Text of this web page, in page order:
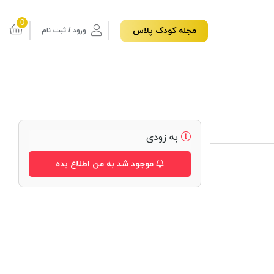
مجله کودک پلاس ورود / ثبت نام
0
به زودی
موجود شد به من اطلاع بده